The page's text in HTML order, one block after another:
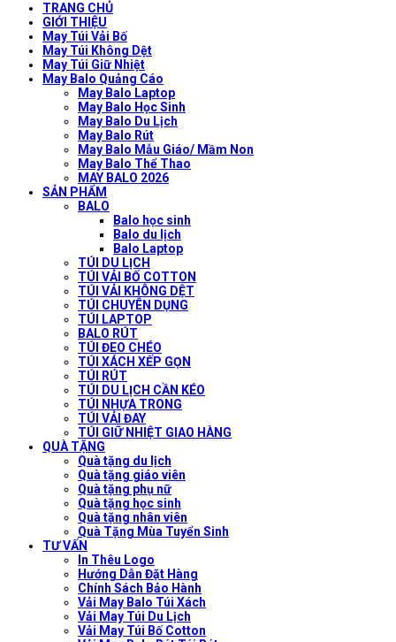
TRANG CHỦ
GIỚI THIỆU
May Túi Vải Bố
May Túi Không Dệt
May Túi Giữ Nhiệt
May Balo Quảng Cáo
May Balo Laptop
May Balo Học Sinh
May Balo Du Lịch
May Balo Rút
May Balo Mẫu Giáo/ Mầm Non
May Balo Thể Thao
MAY BALO 2026
SẢN PHẨM
BALO
Balo học sinh
Balo du lịch
Balo Laptop
TÚI DU LỊCH
TÚI VẢI BỐ COTTON
TÚI VẢI KHÔNG DỆT
TÚI CHUYÊN DỤNG
TÚI LAPTOP
BALO RÚT
TÚI ĐEO CHÉO
TÚI XÁCH XẾP GỌN
TÚI RÚT
TÚI DU LỊCH CẦN KÉO
TÚI NHỰA TRONG
TÚI VẢI ĐAY
TÚI GIỮ NHIỆT GIAO HÀNG
QUÀ TẶNG
Quà tặng du lịch
Quà tặng giáo viên
Quà tặng phụ nữ
Quà tặng học sinh
Quà tặng nhân viên
Quà Tặng Mùa Tuyển Sinh
TƯ VẤN
In Thêu Logo
Hướng Dẫn Đặt Hàng
Chính Sách Bảo Hành
Vải May Balo Túi Xách
Vải May Túi Du Lịch
Vải May Túi Bố Cotton